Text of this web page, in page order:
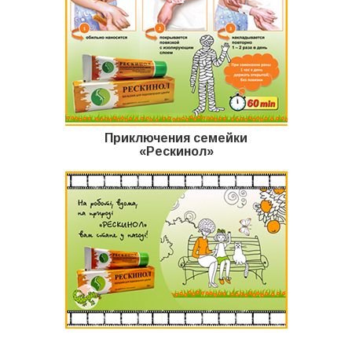
Приключения семейки
«Рескинол»